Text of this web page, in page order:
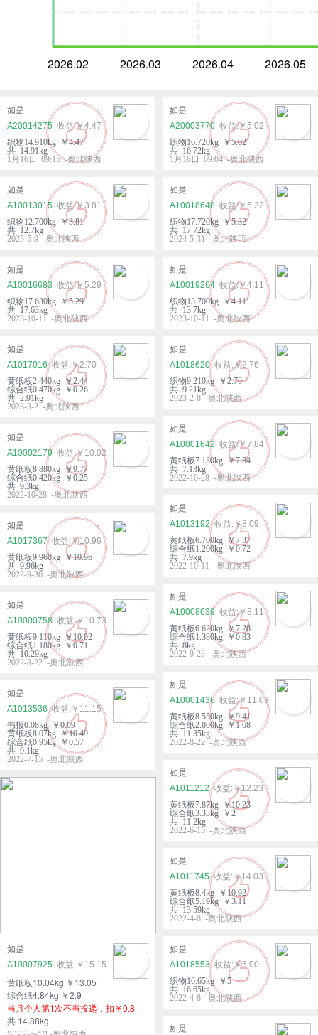
2026.02 2026.03 2026.04 2026.05
如是
A20014275
￥4.47
织物14.910kg ￥4.47
共 14.91kg
1月16日 09:15 -奥北陕西
如是
A20003770
￥5.02
织物16.720kg ￥5.02
共 16.72kg
1月16日 09:04 -奥北陕西
如是
A10013015
￥3.81
织物12.700kg ￥3.81
共 12.7kg
2025-5-9 -奥北陕西
如是
A10018648
￥5.32
织物17.720kg ￥5.32
共 17.72kg
2024-5-31 -奥北陕西
如是
A10016683
￥5.29
织物17.630kg ￥5.29
共 17.63kg
2023-10-11 -奥北陕西
如是
A10019264
￥4.11
织物13.700kg ￥4.11
共 13.7kg
2023-10-11 -奥北陕西
如是
A1017016
￥2.70
黄纸板2.440kg ￥2.44
综合纸0.470kg ￥0.26
共 2.91kg
2023-3-2 -奥北陕西
如是
A1018620
￥2.76
织物9.210kg ￥2.76
共 9.21kg
2023-2-8 -奥北陕西
如是
A10001642
￥7.84
黄纸板7.130kg ￥7.84
共 7.13kg
2022-10-28 -奥北陕西
如是
A10002179
￥10.02
黄纸板8.880kg ￥9.77
综合纸0.420kg ￥0.25
共 9.3kg
2022-10-28 -奥北陕西
如是
A1013192
￥8.09
黄纸板6.700kg ￥7.37
综合纸1.200kg ￥0.72
共 7.9kg
2022-10-11 -奥北陕西
如是
A1017367
￥10.96
黄纸板9.960kg ￥10.96
共 9.96kg
2022-9-30 -奥北陕西
如是
A10008639
￥8.11
黄纸板6.620kg ￥7.28
综合纸1.380kg ￥0.83
共 8kg
2022-9-23 -奥北陕西
如是
A10000758
￥10.73
黄纸板9.110kg ￥10.02
综合纸1.180kg ￥0.71
共 10.29kg
2022-8-22 -奥北陕西
如是
A10001436
￥11.09
黄纸板8.550kg ￥9.41
综合纸2.800kg ￥1.68
共 11.35kg
2022-8-22 -奥北陕西
如是
A1013536
￥11.15
书报0.08kg ￥0.09
黄纸板8.07kg ￥10.49
综合纸0.95kg ￥0.57
共 9.1kg
2022-7-15 -奥北陕西
如是
A1011212
￥12.23
黄纸板7.87kg ￥10.23
综合纸3.33kg ￥2
共 11.2kg
2022-6-13 -奥北陕西
如是
A10007925
￥15.15
黄纸板10.04kg ￥13.05
综合纸4.84kg ￥2.9
当月个人第1次不当投递，扣￥0.8
共 14.88kg
如是
A1011745
￥14.03
黄纸板8.4kg ￥10.92
综合纸5.19kg ￥3.11
共 13.59kg
2022-4-8 -奥北陕西
如是
A1018553
￥5.00
织物16.65kg ￥5
共 16.65kg
2022-4-8 -奥北陕西
如是